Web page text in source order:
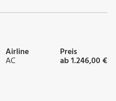
Airline
AC
Preis
ab 1.246,00 €